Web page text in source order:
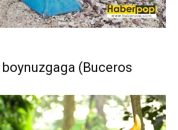
(Buceros